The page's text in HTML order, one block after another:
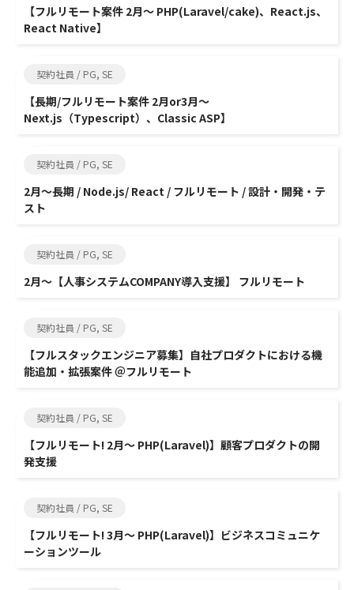
【フルリモート案件 2月～ PHP(Laravel/cake)、React.js、
React Native】
契約社員 / PG, SE
【長期/フルリモート案件 2月or3月～
Next.js（Typescript）、Classic ASP】
契約社員 / PG, SE
2月～長期 / Node.js/ React / フルリモート / 設計・開発・テ
スト
契約社員 / PG, SE
2月～【人事システムCOMPANY導入支援】 フルリモート
契約社員 / PG, SE
【フルスタックエンジニア募集】自社プロダクトにおける機
能追加・拡張案件 ＠フルリモート
契約社員 / PG, SE
【フルリモート! 2月～ PHP(Laravel)】顧客プロダクトの開
発支援
契約社員 / PG, SE
【フルリモート! 3月～ PHP(Laravel)】ビジネスコミュニケ
ーションツール